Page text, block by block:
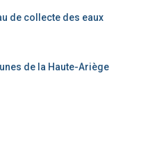
de collecte des eaux
de la Haute-Ariège